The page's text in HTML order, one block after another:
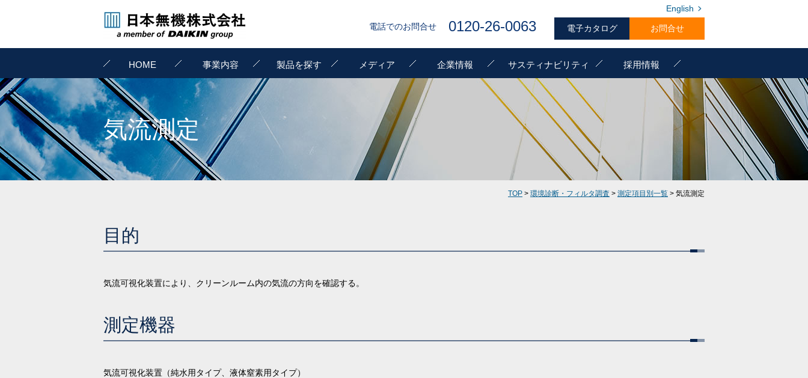
電話でのお問合せ 0120-26-0063 電子カタログ お問合せ
English
HOME 事業内容 製品を探す メディア 企業情報 サスティナビリティ 採用情報
気流測定
TOP > 環境診断・フィルタ調査 > 測定項目別一覧 > 気流測定
目的
気流可視化装置により、クリーンルーム内の気流の方向を確認する。
測定機器
気流可視化装置（純水用タイプ、液体窒素用タイプ）